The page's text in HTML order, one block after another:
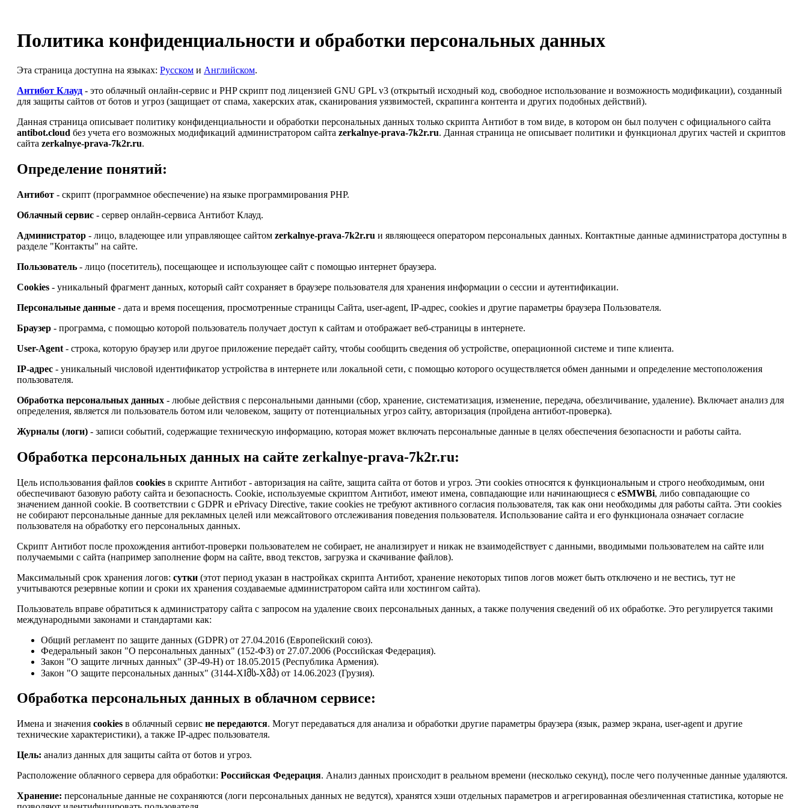
Политика конфиденциальности и обработки персональных данных
Эта страница доступна на языках: Русском и Английском.
Антибот Клауд - это облачный онлайн-сервис и PHP скрипт под лицензией GNU GPL v3 (открытый исходный код, свободное использование и возможность модификации), созданный
для защиты сайтов от ботов и угроз (защищает от спама, хакерских атак, сканирования уязвимостей, скрапинга контента и других подобных действий).
Данная страница описывает политику конфиденциальности и обработки персональных данных только скрипта Антибот в том виде, в котором он был получен с официального сайта
antibot.cloud без учета его возможных модификаций администратором сайта zerkalnye-prava-7k2r.ru. Данная страница не описывает политики и функционал других частей и скриптов
сайта zerkalnye-prava-7k2r.ru.
Определение понятий:
Антибот - скрипт (программное обеспечение) на языке программирования PHP.
Облачный сервис - сервер онлайн-сервиса Антибот Клауд.
Администратор - лицо, владеющее или управляющее сайтом zerkalnye-prava-7k2r.ru и являющееся оператором персональных данных. Контактные данные администратора доступны в
разделе "Контакты" на сайте.
Пользователь - лицо (посетитель), посещающее и использующее сайт с помощью интернет браузера.
Cookies - уникальный фрагмент данных, который сайт сохраняет в браузере пользователя для хранения информации о сессии и аутентификации.
Персональные данные - дата и время посещения, просмотренные страницы Сайта, user-agent, IP-адрес, cookies и другие параметры браузера Пользователя.
Браузер - программа, с помощью которой пользователь получает доступ к сайтам и отображает веб-страницы в интернете.
User-Agent - строка, которую браузер или другое приложение передаёт сайту, чтобы сообщить сведения об устройстве, операционной системе и типе клиента.
IP-адрес - уникальный числовой идентификатор устройства в интернете или локальной сети, с помощью которого осуществляется обмен данными и определение местоположения
пользователя.
Обработка персональных данных - любые действия с персональными данными (сбор, хранение, систематизация, изменение, передача, обезличивание, удаление). Включает анализ для
определения, является ли пользователь ботом или человеком, защиту от потенциальных угроз сайту, авторизация (пройдена антибот-проверка).
Журналы (логи) - записи событий, содержащие техническую информацию, которая может включать персональные данные в целях обеспечения безопасности и работы сайта.
Обработка персональных данных на сайте zerkalnye-prava-7k2r.ru:
Цель использования файлов cookies в скрипте Антибот - авторизация на сайте, защита сайта от ботов и угроз. Эти cookies относятся к функциональным и строго необходимым, они
обеспечивают базовую работу сайта и безопасность. Cookie, используемые скриптом Антибот, имеют имена, совпадающие или начинающиеся с eSMWBi, либо совпадающие со
значением данной cookie. В соответствии с GDPR и ePrivacy Directive, такие cookies не требуют активного согласия пользователя, так как они необходимы для работы сайта. Эти cookies
не собирают персональные данные для рекламных целей или межсайтового отслеживания поведения пользователя. Использование сайта и его функционала означает согласие
пользователя на обработку его персональных данных.
Скрипт Антибот после прохождения антибот-проверки пользователем не собирает, не анализирует и никак не взаимодействует с данными, вводимыми пользователем на сайте или
получаемыми с сайта (например заполнение форм на сайте, ввод текстов, загрузка и скачивание файлов).
Максимальный срок хранения логов: сутки (этот период указан в настройках скрипта Антибот, хранение некоторых типов логов может быть отключено и не вестись, тут не
учитываются резервные копии и сроки их хранения создаваемые администратором сайта или хостингом сайта).
Пользователь вправе обратиться к администратору сайта с запросом на удаление своих персональных данных, а также получения сведений об их обработке. Это регулируется такими
международными законами и стандартами как:
Общий регламент по защите данных (GDPR) от 27.04.2016 (Европейский союз).
Федеральный закон "О персональных данных" (152-ФЗ) от 27.07.2006 (Российская Федерация).
Закон "О защите личных данных" (ЗР-49-Н) от 18.05.2015 (Республика Армения).
Закон "О защите персональных данных" (3144-XIმს-Xმპ) от 14.06.2023 (Грузия).
Обработка персональных данных в облачном сервисе:
Имена и значения cookies в облачный сервис не передаются. Могут передаваться для анализа и обработки другие параметры браузера (язык, размер экрана, user-agent и другие
технические характеристики), а также IP-адрес пользователя.
Цель: анализ данных для защиты сайта от ботов и угроз.
Расположение облачного сервера для обработки: Российская Федерация. Анализ данных происходит в реальном времени (несколько секунд), после чего полученные данные удаляются.
Хранение: персональные данные не сохраняются (логи персональных данных не ведутся), хранятся хэши отдельных параметров и агрегированная обезличенная статистика, которые не